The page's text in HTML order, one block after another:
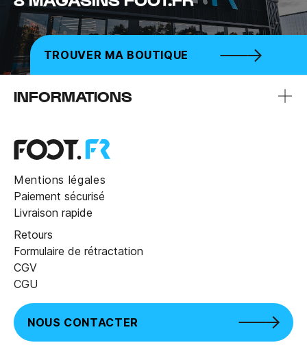
TROUVER MA BOUTIQUE
INFORMATIONS
Mentions légales
Paiement sécurisé
Livraison rapide
Retours
Formulaire de rétractation
CGV
CGU
NOUS CONTACTER